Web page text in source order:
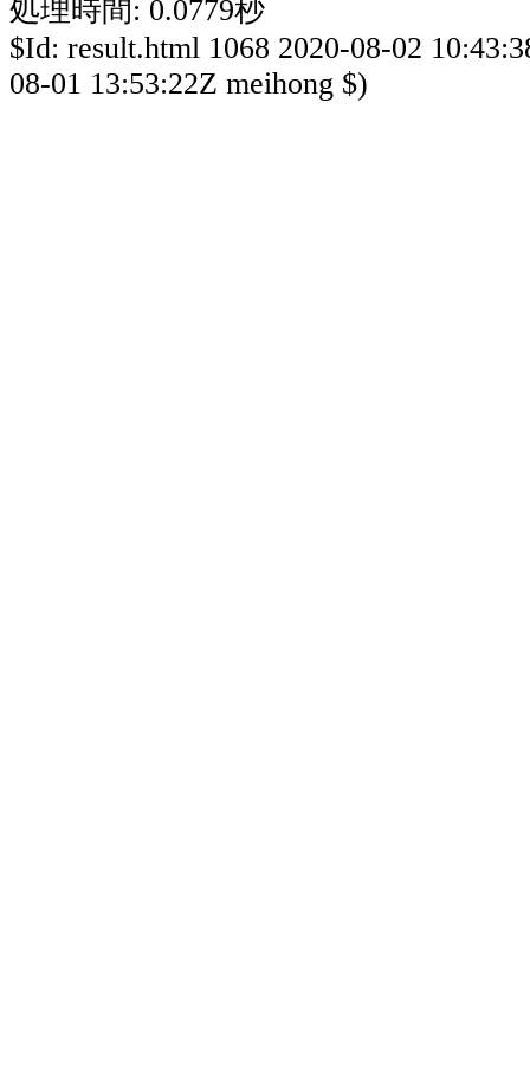
処理時間: 0.0779秒
$Id: result.html 1068 2020-08-02
08-01 13:53:22Z meihong $)